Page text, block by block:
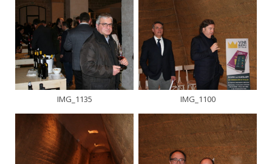
IMG_1135 IMG_1100